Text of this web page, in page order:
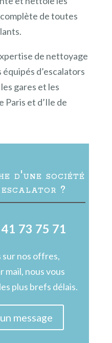
de toutes
de nettoyage
d’escalators
gares et les
Paris et d’Ile de
d'une société
?
73 75 71
sur nos offres,
mail, nous vous
plus brefs délais.
message